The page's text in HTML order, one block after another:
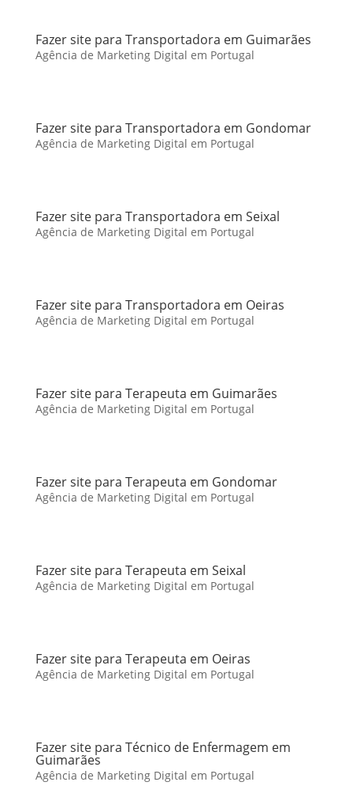
Fazer site para Transportadora em Guimarães
Agência de Marketing Digital em Portugal
Fazer site para Transportadora em Gondomar
Agência de Marketing Digital em Portugal
Fazer site para Transportadora em Seixal
Agência de Marketing Digital em Portugal
Fazer site para Transportadora em Oeiras
Agência de Marketing Digital em Portugal
Fazer site para Terapeuta em Guimarães
Agência de Marketing Digital em Portugal
Fazer site para Terapeuta em Gondomar
Agência de Marketing Digital em Portugal
Fazer site para Terapeuta em Seixal
Agência de Marketing Digital em Portugal
Fazer site para Terapeuta em Oeiras
Agência de Marketing Digital em Portugal
Fazer site para Técnico de Enfermagem em
Guimarães
Agência de Marketing Digital em Portugal